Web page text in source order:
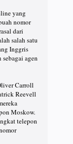
yang
nomor
dari
salah satu
Inggris
agen
Carroll
Reevell
Moskow.
telepon